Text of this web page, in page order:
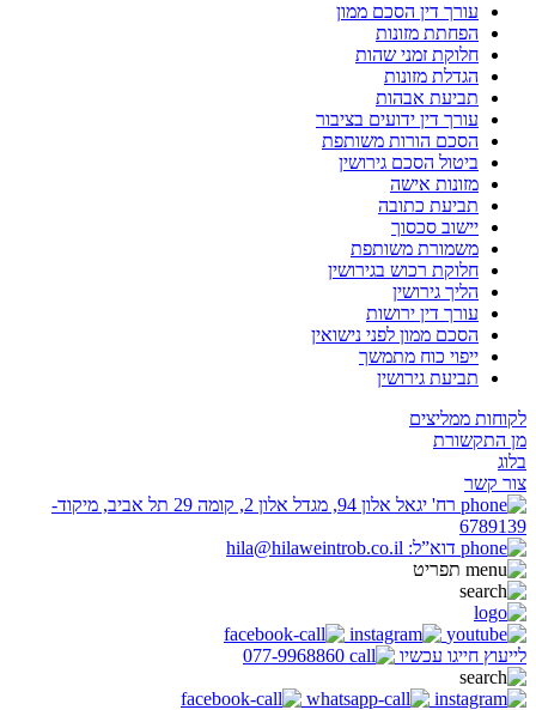
עורך דין הסכם ממון
הפחתת מזונות
חלוקת זמני שהות
הגדלת מזונות
תביעת אבהות
עורך דין ידועים בציבור
הסכם הורות משותפת
ביטול הסכם גירושין
מזונות אישה
תביעת כתובה
יישוב סכסוך
משמורת משותפת
חלוקת רכוש בגירושין
הליך גירושין
עורך דין ירושות
הסכם ממון לפני נישואין
ייפוי כוח מתמשך
תביעת גירושין
לקוחות ממליצים
מן התקשורת
בלוג
צור קשר
רח' יגאל אלון 94, מגדל אלון 2, קומה 29 תל אביב, מיקוד-
6789139
דוא”ל: hila@hilaweintrob.co.il
תפריט
לייעוץ חייגו עכשיו 077-9968860